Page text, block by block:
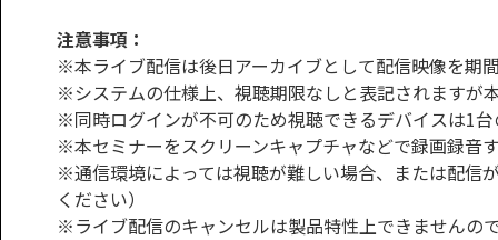
注意事項：
※本ライブ配信は後日アーカイブとして配信映像を期
※システムの仕様上、視聴期限なしと表記されますが
※同時ログインが不可のため視聴できるデバイスは1
※本セミナーをスクリーンキャプチャなどで録画録音
※通信環境によっては視聴が難しい場合、または配信
ください）
※ライブ配信のキャンセルは製品特性上できませんの